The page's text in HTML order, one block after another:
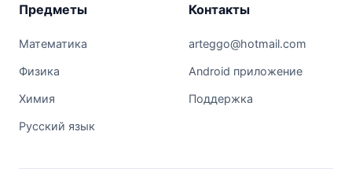
Предметы
Математика
Физика
Химия
Русский язык
Контакты
arteggo@hotmail.com
Android приложение
Поддержка